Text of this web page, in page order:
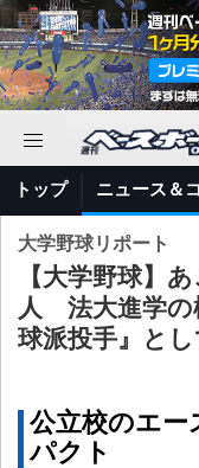
トップ ニュース＆
大学野球リポート
【大学野球】
人 法大進学の
球派投手』とし
公立校のエー
パクト